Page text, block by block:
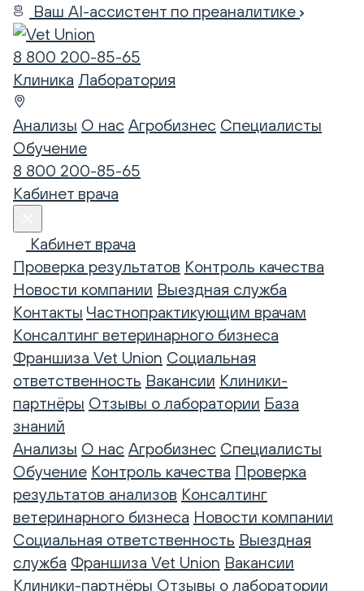
Ваш AI-ассистент по преаналитике
8 800 200-85-65
Клиника Лаборатория
Анализы О нас Агробизнес Специалисты
Обучение
8 800 200-85-65
Кабинет врача
Кабинет врача
Проверка результатов Контроль качества
Новости компании Выездная служба
Контакты Частнопрактикующим врачам
Консалтинг ветеринарного бизнеса
Франшиза Vet Union Социальная
ответственность Вакансии Клиники-
партнёры Отзывы о лаборатории База
знаний
Анализы О нас Агробизнес Специалисты
Обучение Контроль качества Проверка
результатов анализов Консалтинг
ветеринарного бизнеса Новости компании
Социальная ответственность Выездная
служба Франшиза Vet Union Вакансии
Клиники-партнёры Отзывы о лаборатории